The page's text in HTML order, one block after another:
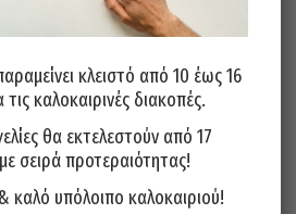
κλειστό από 10 έως 16
καλοκαιρινές διακοπές.
θα εκτελεστούν από 17
σειρά προτεραιότητας!
καλό υπόλοιπο καλοκαιριού!